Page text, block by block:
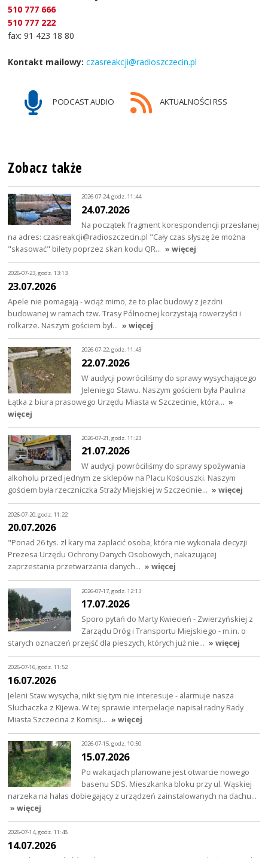
510 777 666
510 777 222
fax: 91 423 18 80
Kontakt mailowy: czasreakcji@radioszczecin.pl
PODCAST AUDIO AKTUALNOŚCI RSS
Zobacz także
2026-07-24, godz. 11:44
24.07.2026
Na początek fragment korespondencji przesłanej
na adres: czasreakcji@radioszczecin.pl "Cały czas słyszę że można
"skasować" bilety poprzez skan kodu QR… » więcej
2026-07-23, godz. 13:13
23.07.2026
Apele nie pomagają - wciąż mimo, że to plac budowy z jezdni
budowanej w ramach tzw. Trasy Północnej korzystają rowerzyści i
rolkarze. Naszym gościem był… » więcej
2026-07-22, godz. 11:43
22.07.2026
W audycji powróciliśmy do sprawy wysychającego
Jeleniego Stawu. Naszym gościem była Paulina
Łątka z biura prasowego Urzędu Miasta w Szczecinie, która… »
więcej
2026-07-21, godz. 11:23
21.07.2026
W audycji powróciliśmy do sprawy spożywania
alkoholu przed jednym ze sklepów na Placu Kościuszki. Naszym
gościem była rzeczniczka Straży Miejskiej w Szczecinie… » więcej
2026-07-20, godz. 11:22
20.07.2026
"Ponad 26 tys. zł kary ma zapłacić osoba, która nie wykonała decyzji
Prezesa Urzędu Ochrony Danych Osobowych, nakazującej
zaprzestania przetwarzania danych… » więcej
2026-07-17, godz. 12:13
17.07.2026
Sporo pytań do Marty Kwiecień - Zwierzyńskiej z
Zarządu Dróg i Transportu Miejskiego - m.in. o
starych oznaczeń przejść dla pieszych, których już nie… » więcej
2026-07-16, godz. 11:52
16.07.2026
Jeleni Staw wysycha, nikt się tym nie interesuje - alarmuje nasza
Słuchaczka z Kijewa. W tej sprawie interpelacje napisał radny Rady
Miasta Szczecina z Komisji… » więcej
2026-07-15, godz. 10:50
15.07.2026
Po wakacjach planowane jest otwarcie nowego
basenu SDS. Mieszkanka bloku przy ul. Wąskiej
narzeka na hałas dobiegający z urządzeń zainstalowanych na dachu…
» więcej
2026-07-14, godz. 11:48
14.07.2026